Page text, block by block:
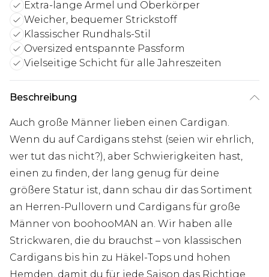
Extra-lange Ärmel und Oberkörper
Weicher, bequemer Strickstoff
Klassischer Rundhals-Stil
Oversized entspannte Passform
Vielseitige Schicht für alle Jahreszeiten
Beschreibung
Auch große Männer lieben einen Cardigan.
Wenn du auf Cardigans stehst (seien wir ehrlich,
wer tut das nicht?), aber Schwierigkeiten hast,
einen zu finden, der lang genug für deine
größere Statur ist, dann schau dir das Sortiment
an Herren-Pullovern und Cardigans für große
Männer von boohooMAN an. Wir haben alle
Strickwaren, die du brauchst – von klassischen
Cardigans bis hin zu Häkel-Tops und hohen
Hemden, damit du für jede Saison das Richtige